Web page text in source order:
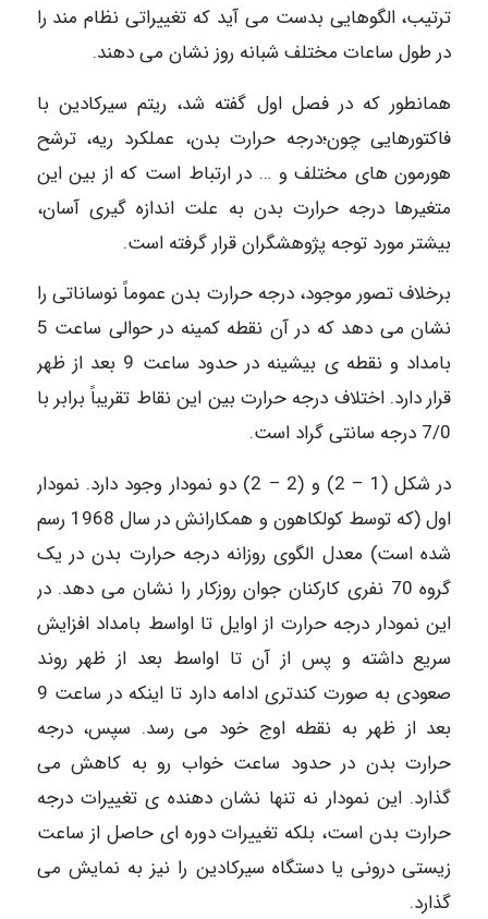
ترتیب، الگوهایی بدست می آید که تغییراتی نظام مند را
در طول ساعات مختلف شبانه روز نشان می دهند.
همانطور که در فصل اول گفته شد، ریتم سیرکادین با
فاکتورهایی چون؛درجه حرارت بدن، عملکرد ریه، ترشح
هورمون های مختلف و … در ارتباط است که از بین این
متغیرها درجه حرارت بدن به علت اندازه گیری آسان،
بیشتر مورد توجه پژوهشگران قرار گرفته است.
برخلاف تصور موجود، درجه حرارت بدن عموماً نوساناتی را
نشان می دهد که در آن نقطه کمینه در حوالی ساعت 5
بامداد و نقطه ی بیشینه در حدود ساعت 9 بعد از ظهر
قرار دارد. اختلاف درجه حرارت بین این نقاط تقریباً برابر با
7/0 درجه سانتی گراد است.
در شکل (1 – 2) و (2 – 2) دو نمودار وجود دارد. نمودار
اول (که توسط کولکاهون و همکارانش در سال 1968 رسم
شده است) معدل الگوی روزانه درجه حرارت بدن در یک
گروه 70 نفری کارکنان جوان روزکار را نشان می دهد. در
این نمودار درجه حرارت از اوایل تا اواسط بامداد افزایش
سریع داشته و پس از آن تا اواسط بعد از ظهر روند
صعودی به صورت کندتری ادامه دارد تا اینکه در ساعت 9
بعد از ظهر به نقطه اوج خود می رسد. سپس، درجه
حرارت بدن در حدود ساعت خواب رو به کاهش می
گذارد. این نمودار نه تنها نشان دهنده ی تغییرات درجه
حرارت بدن است، بلکه تغییرات دوره ای حاصل از ساعت
زیستی درونی یا دستگاه سیرکادین را نیز به نمایش می
گذارد.